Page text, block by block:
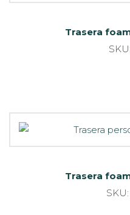
Trasera
Trasera